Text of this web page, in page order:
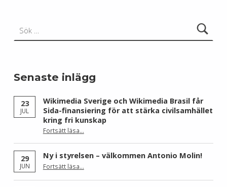
Senaste inlägg
23
JUL
Wikimedia Sverige och Wikimedia Brasil får
Sida-finansiering för att stärka civilsamhället
kring fri kunskap
Fortsätt läsa“Wikimedia Sverige och Wikimedia Brasil får Sida-finansiering för att stärka civilsamhället kring fri kunskap”
…
29
JUN
Ny i styrelsen – välkommen Antonio Molin!
Fortsätt läsa“Ny i styrelsen – välkommen Antonio Molin!”
…